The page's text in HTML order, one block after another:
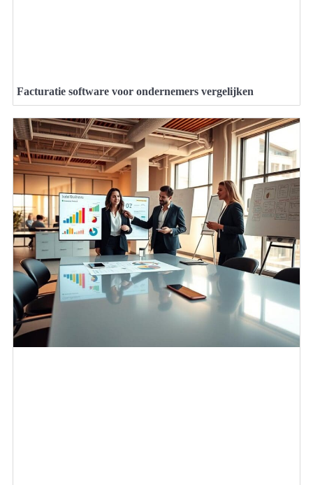
Facturatie software voor ondernemers vergelijken